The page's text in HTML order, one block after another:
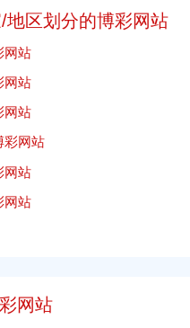
地区划分的博彩网站
网站
网站
网站
彩网站
网站
网站
网站